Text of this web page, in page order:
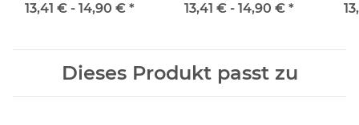
Klemmnaben FCT-20C
13,41 € - 14,90 € *
Klemmnaben FCT-20C
13,41 € - 14,90 € *
Dieses Produkt passt zu